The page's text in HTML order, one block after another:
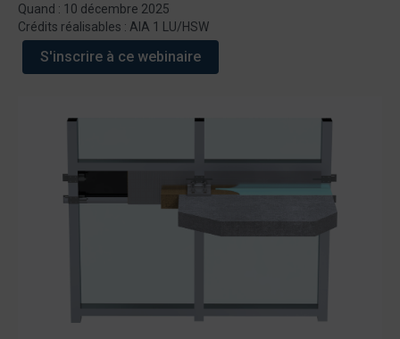
Quand : 10 décembre 2025
Crédits réalisables : AIA 1 LU/HSW
S'inscrire à ce webinaire